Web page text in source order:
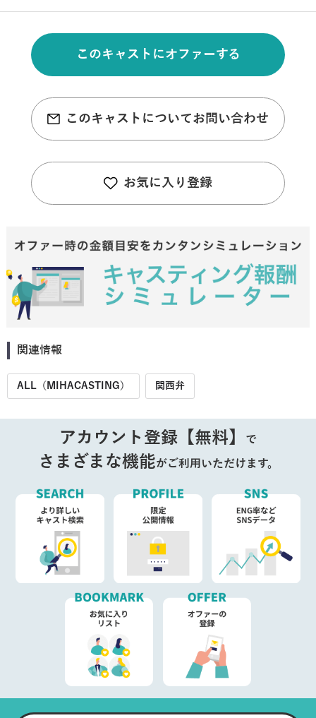
このキャストにオファーする
このキャストについてお問い合わせ
お気に入り登録
関連情報
ALL（MIHACASTING） 関西弁
アカウント登録【無料】 で
さまざまな機能がご利用いただけます。